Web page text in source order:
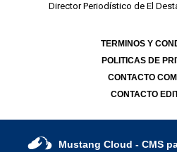
Director Periodístico de El
TERMINOS Y
POLITICAS DE
CONTACTO
CONTACTO
Mustang Cloud - CMS